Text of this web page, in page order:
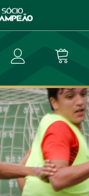
o
preparação para